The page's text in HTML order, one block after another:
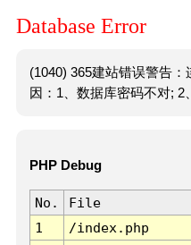
Database Error
(1040) 365建站错误警告
因：1、数据库密码不对; 2
PHP Debug
No. File
1
/index.php